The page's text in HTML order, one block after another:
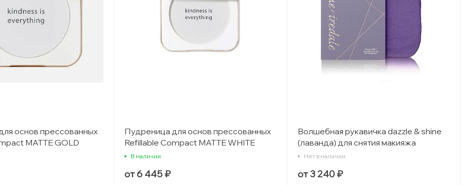
основ прессованных
MATTE GOLD
Пудреница для основ прессованных
Refillable Compact MATTE WHITE
В наличии
от 6 445 ₽
Волшебная рукавичка dazzle & shine
(лаванда) для снятия макияжа
Нет в наличии
от 3 240 ₽